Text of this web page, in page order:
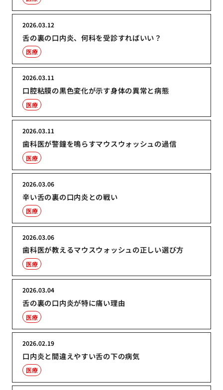
舌の裏の口内炎、何科を受診すればいい？
2026.03.12
医療
口腔粘膜の黒色変化が示す身体の異常と病態
2026.03.11
医療
歯科医が警鐘を鳴らすマウスウォッシュの過信
2026.03.11
医療
辛い舌の裏の口内炎との戦い
2026.03.06
医療
歯科医が教えるマウスウォッシュの正しい選び方
2026.03.06
医療
舌の裏の口内炎が特に痛い理由
2026.03.04
医療
口内炎と間違えやすい舌の下の病気
2026.02.19
医療